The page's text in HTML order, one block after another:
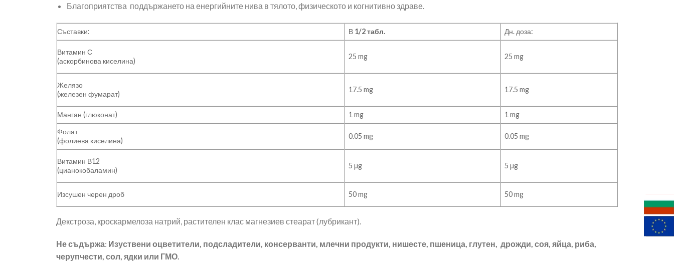
Благоприятства поддържането на енергийните нива в тялото, физическото и когнитивно здраве.
Съставки: В 1/2 табл. Дн. доза:
Витамин С
(аскорбинова киселина)
25 mg 25 mg
Желязо
(железен фумарат)
17.5 mg 17.5 mg
Манган (глюконат) 1 mg
1 mg
Фолат
(фолиева киселина)
0.05 mg 0.05 mg
Витамин В12
(цианокобаламин)
5 µg 5 µg
Изсушен черен дроб 50 mg 50 mg
Декстроза, кроскармелоза натрий, растителен клас магнезиев стеарат (лубрикант).
Не съдържа: Изуствени оцветители, подсладители, консерванти, млечни продукти, нишесте, пшеница, глутен, дрожди, соя, яйца, риба,
черупчести, сол, ядки или ГМО.